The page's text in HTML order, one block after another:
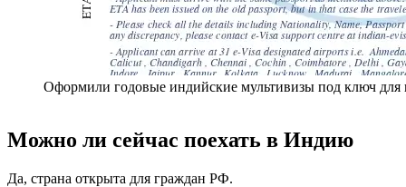
Оформили годовые индийские мультивизы под ключ для
Можно ли сейчас поехать в Индию
Да, страна открыта для граждан РФ.